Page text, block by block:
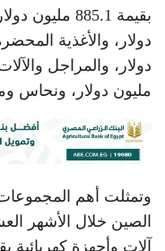
مليون دولار، ونحاس ومصنوعاته
وتمثلت أهم